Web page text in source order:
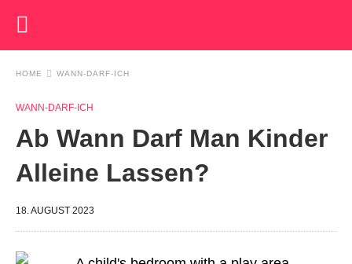
HOME WANN-DARF-ICH
WANN-DARF-ICH
Ab Wann Darf Man Kinder
Alleine Lassen?
18. AUGUST 2023